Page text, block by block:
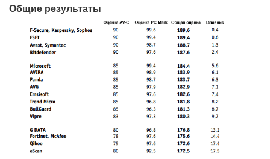
Общие результаты